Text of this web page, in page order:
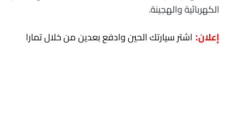
الكهربائية والهجينة.
إعلان: اشتر سيارتك الحين وادفع بعدين من خلال تمارا